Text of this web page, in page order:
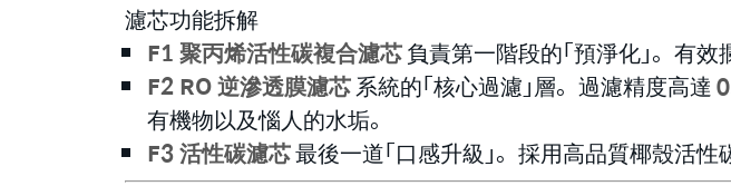
濾芯功能拆解
F1 聚丙烯活性碳複合濾芯負責第一階段的「預淨化」。有
F2 RO 逆滲透膜濾芯系統的「核心過濾」層。過濾精度高達
有機物以及惱人的水垢。
F3 活性碳濾芯最後一道「口感升級」。採用高品質椰殼活